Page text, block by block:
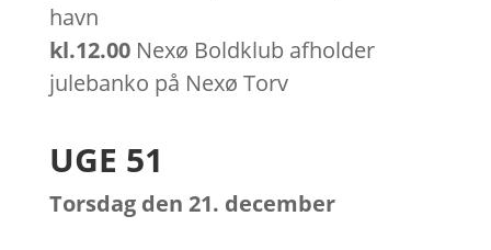
havn
kl.12.00 Nexø Boldklub afholder
julebanko på Nexø Torv
UGE 51
Torsdag den 21. december